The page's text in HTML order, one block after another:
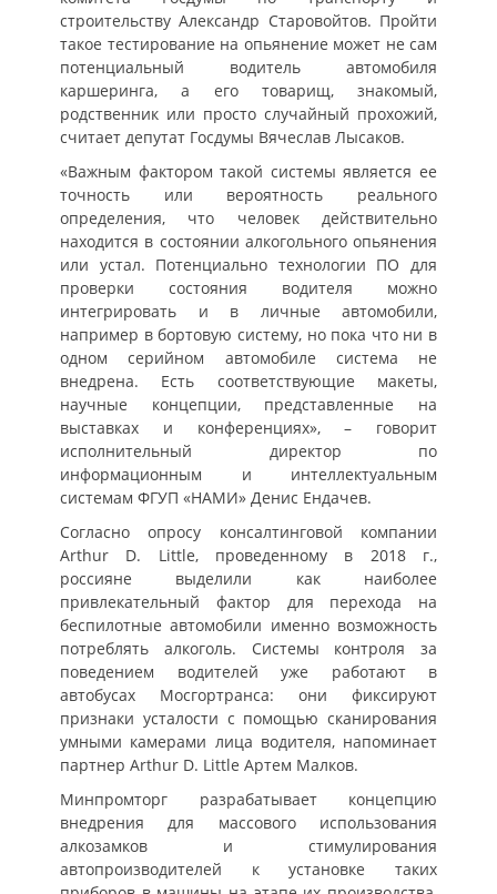
строительству Александр Старовойтов. Пройти
такое тестирование на опьянение может не сам
потенциальный водитель автомобиля
каршеринга, а его товарищ, знакомый,
родственник или просто случайный прохожий,
считает депутат Госдумы Вячеслав Лысаков.
«Важным фактором такой системы является ее
точность или вероятность реального
определения, что человек действительно
находится в состоянии алкогольного опьянения
или устал. Потенциально технологии ПО для
проверки состояния водителя можно
интегрировать и в личные автомобили,
например в бортовую систему, но пока что ни в
одном серийном автомобиле система не
внедрена. Есть соответствующие макеты,
научные концепции, представленные на
выставках и конференциях», – говорит
исполнительный директор по
информационным и интеллектуальным
системам ФГУП «НАМИ» Денис Ендачев.
Согласно опросу консалтинговой компании
Arthur D. Little, проведенному в 2018 г.,
россияне выделили как наиболее
привлекательный фактор для перехода на
беспилотные автомобили именно возможность
потреблять алкоголь. Системы контроля за
поведением водителей уже работают в
автобусах Мосгортранса: они фиксируют
признаки усталости с помощью сканирования
умными камерами лица водителя, напоминает
партнер Arthur D. Little Артем Малков.
Минпромторг разрабатывает концепцию
внедрения для массового использования
алкозамков и стимулирования
автопроизводителей к установке таких